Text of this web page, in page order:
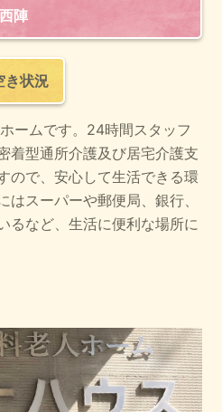
陣
き状況
ームです。24時間スタッフ
着型通所介護及び居宅介護支
ので、安心して生活できる環
スーパーや郵便局、銀行、
るなど、生活に便利な場所に